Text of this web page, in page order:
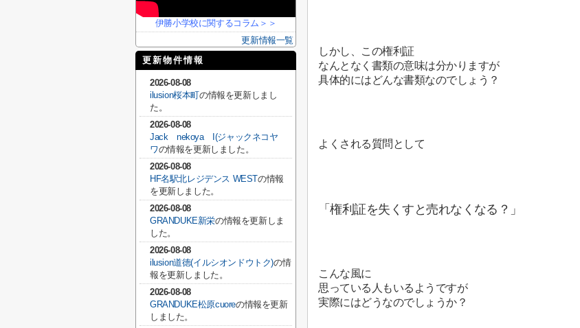
しかし、この権利証
なんとなく書類の意味は分かりますが
具体的にはどんな書類なのでしょう？
よくされる質問として
「権利証を失くすと売れなくなる？」
こんな風に
思っている人もいるようですが
実際にはどうなのでしょうか？
伊勝小学校に関するコラム＞＞
更新情報一覧
更新物件情報
2026-08-08
ilusion桜本町の情報を更新しまし
た。
2026-08-08
Jack nekoya I(ジャックネコヤ
ワの情報を更新しました。
2026-08-08
HF名駅北レジデンス WESTの情報
を更新しました。
2026-08-08
GRANDUKE新栄の情報を更新しま
した。
2026-08-08
ilusion道徳(イルシオンドウトク)の情
報を更新しました。
2026-08-08
GRANDUKE松原cuoreの情報を更新
しました。